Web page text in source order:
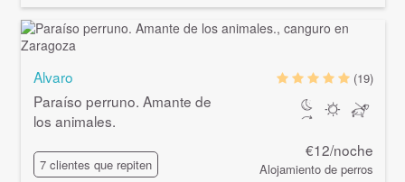
Alvaro
Paraíso perruno. Amante de
los animales.
7 clientes que repiten
(19)
€12/noche
Alojamiento de perros